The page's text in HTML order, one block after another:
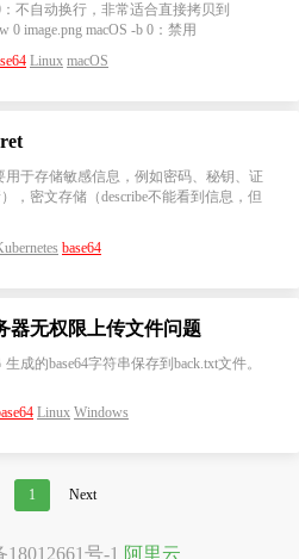
不自动换行，非常适合直接拷贝到
image.png macOS -b 0：禁用
Linux macOS
用于存储敏感信息，例如密码、秘钥、证
，密文存储（describe不能看到信息，但
base64
器无权限上传文件问题
成的base64字符串保存到back.txt文件。
Linux Windows
1 Next
18012661号-1 阿里云